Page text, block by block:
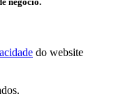
do website